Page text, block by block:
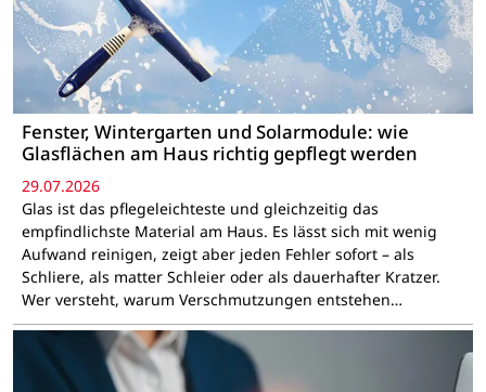
Fenster, Wintergarten und Solarmodule: wie
Glasflächen am Haus richtig gepflegt werden
29.07.2026
Glas ist das pflegeleichteste und gleichzeitig das
empfindlichste Material am Haus. Es lässt sich mit wenig
Aufwand reinigen, zeigt aber jeden Fehler sofort – als
Schliere, als matter Schleier oder als dauerhafter Kratzer.
Wer versteht, warum Verschmutzungen entstehen…